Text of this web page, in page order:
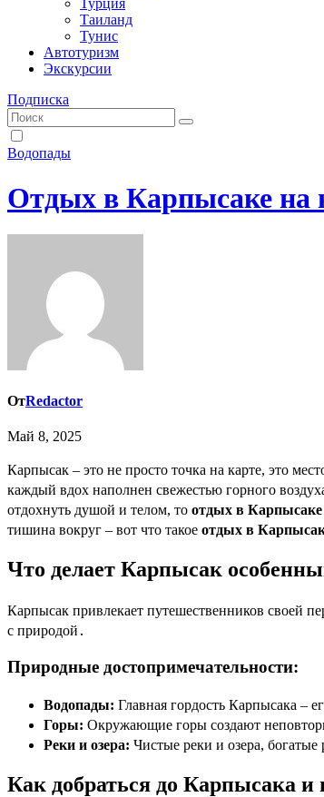
Турция
Таиланд
Тунис
Автотуризм
Экскурсии
Подписка
Водопады
Отдых в Карпысаке на
ОтRedactor
Май 8, 2025
Карпысак – это не просто точка на карте, это место, где время замедляет свой бег, позволяя полностью раствориться в красоте окружающей природы․ Здесь, вдали от городской суеты и шума,
каждый вдох наполнен свежестью горного
отдохнуть душой и телом, то отдых в Карпысаке
тишина вокруг – вот что такое отдых в
Что делает Карпысак
Карпысак привлекает путешественников своей
с природой․
Природные достопримечательности:
Водопады: Главная гордость Карпысака –
Горы: Окружающие горы создают
Реки и озера: Чистые реки и озера,
Как добраться до Карпысака и